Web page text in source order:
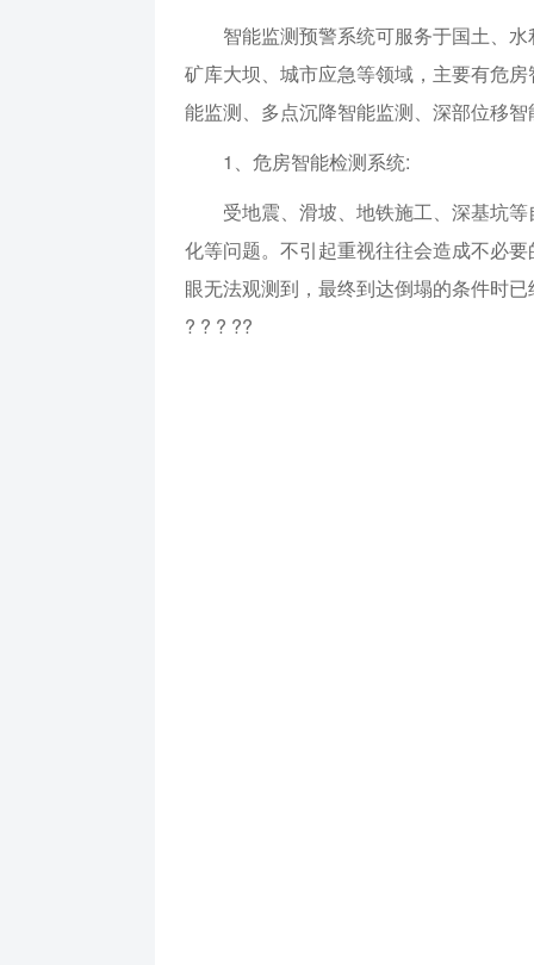
智能监测预警系统可服务于国土、
矿库大坝、城市应急等领域，主要有危
能监测、多点沉降智能监测、深部位移
1、危房智能检测系统:
受地震、滑坡、地铁施工、深基坑
化等问题。不引起重视往往会造成不必
眼无法观测到，最终到达倒塌的条件时
? ? ? ??